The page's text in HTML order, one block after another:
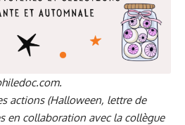
.
actions (Halloween, lettre de
en collaboration avec la collègue